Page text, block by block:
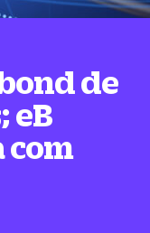
de
eB
com